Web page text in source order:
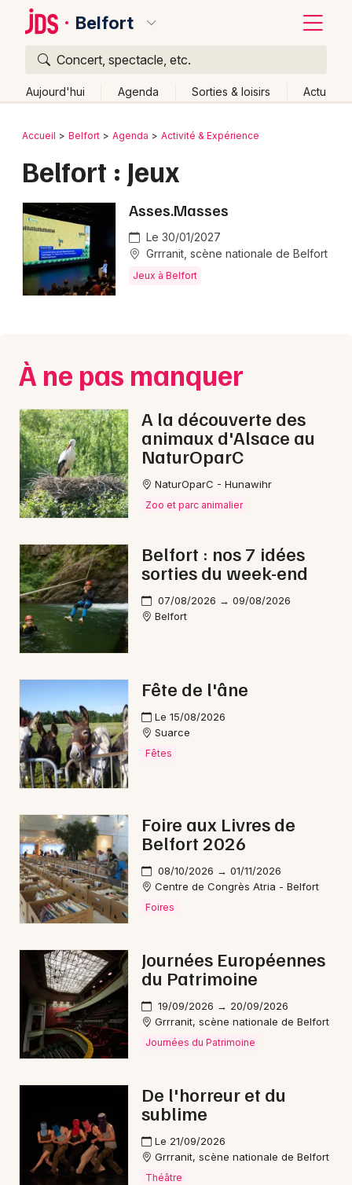
Belfort
Concert, spectacle, etc.
Aujourd'hui Agenda Sorties & loisirs Actu
Publier un événement
Grands événements
Activité & Expérience
Spectacles
Concerts
Sports
Soirées
Expos
Sorties & loisirs
Jeux dans le Territoire de Belfort
Jeux en Franche-Comté
Jeux en Bourgogne-Franche-Comté
Newsletter des sorties
Artistes en tournée
Actus à Belfort
90 - Territoire de Belfort
Choisir mes départements
Mon email
Bordeaux
Lille
Lyon
Marseille
Montpellier
Nantes
Nice
Paris
Strasbourg
Toulouse
Toutes les villes
Retour
Accueil Belfort Agenda Activité & Expérience
Belfort : Jeux
Asses.Masses
Le 30/01/2027
Grrranit, scène nationale de Belfort
Jeux à Belfort
À ne pas manquer
A la découverte des
animaux d'Alsace au
NaturOparC
NaturOparC - Hunawihr
Zoo et parc animalier
Belfort : nos 7 idées
sorties du week-end
07/08/2026 → 09/08/2026
Belfort
Fête de l'âne
Le 15/08/2026
Suarce
Fêtes
Foire aux Livres de
Belfort 2026
08/10/2026 → 01/11/2026
Centre de Congrès Atria - Belfort
Foires
Journées Européennes
du Patrimoine
19/09/2026 → 20/09/2026
Grrranit, scène nationale de Belfort
Journées du Patrimoine
De l'horreur et du
sublime
Le 21/09/2026
Grrranit, scène nationale de Belfort
Théâtre
Quoi ?
Où ?
Franche-Comté
Partout Près de moi
Quand ?
Aujourd'hui
Demain Ce week-end